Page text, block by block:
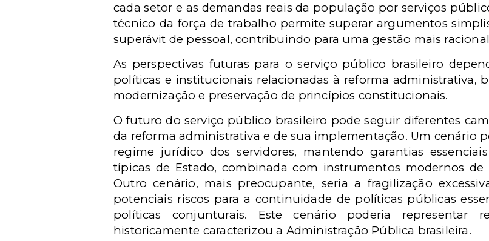
cada setor e as demandas reais da população por serviços
técnico da força de trabalho permite superar argumentos
superávit de pessoal, contribuindo para uma gestão mais
As perspectivas futuras para o serviço público brasileiro
políticas e institucionais relacionadas à reforma administrativa,
modernização e preservação de princípios constitucionais.
O futuro do serviço público brasileiro pode seguir diferentes
da reforma administrativa e de sua implementação. Um cenário
regime jurídico dos servidores, mantendo garantias
típicas de Estado, combinada com instrumentos modernos
Outro cenário, mais preocupante, seria a fragilização
potenciais riscos para a continuidade de políticas públicas
políticas conjunturais. Este cenário poderia representar
historicamente caracterizou a Administração Pública brasileira.